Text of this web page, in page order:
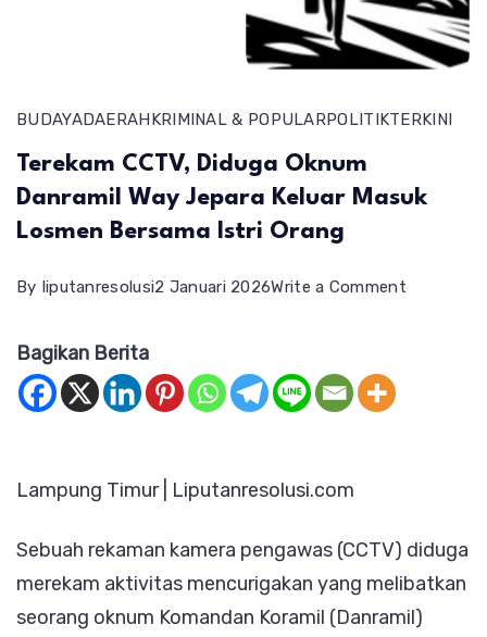
BUDAYADAERAHKRIMINAL & POPULARPOLITIKTERKINI
Terekam CCTV, Diduga Oknum
Danramil Way Jepara Keluar Masuk
Losmen Bersama Istri Orang
By liputanresolusi2 Januari 2026Write a Commenton
Keluar
Masuk
Losmen
Bagikan Berita
‎Lampung Timur | Liputanresolusi.com
Sebuah rekaman kamera pengawas (CCTV) diduga
merekam aktivitas mencurigakan yang melibatkan
seorang oknum Komandan Koramil (Danramil)